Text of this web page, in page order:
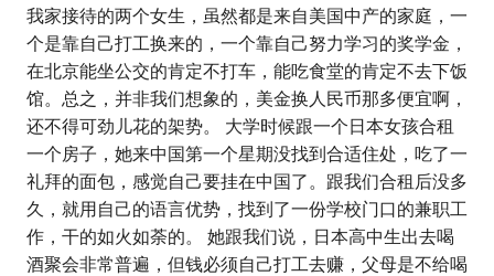
我家接待的两个女生，虽然都是来自美国中产的家庭，一
个是靠自己打工换来的，一个靠自己努力学习的奖学金，
在北京能坐公交的肯定不打车，能吃食堂的肯定不去下饭
馆。总之，并非我们想象的，美金换人民币那多便宜啊，
还不得可劲儿花的架势。 大学时候跟一个日本女孩合租
一个房子，她来中国第一个星期没找到合适住处，吃了一
礼拜的面包，感觉自己要挂在中国了。跟我们合租后没多
久，就用自己的语言优势，找到了一份学校门口的兼职工
作，干的如火如荼的。 她跟我们说，日本高中生出去喝
酒聚会非常普遍，但钱必须自己打工去赚，父母是不给喝